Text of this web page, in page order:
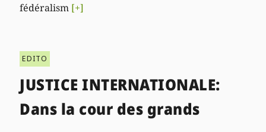
fédéralism [+]
EDITO
JUSTICE INTERNATIONALE:
Dans la cour des grands